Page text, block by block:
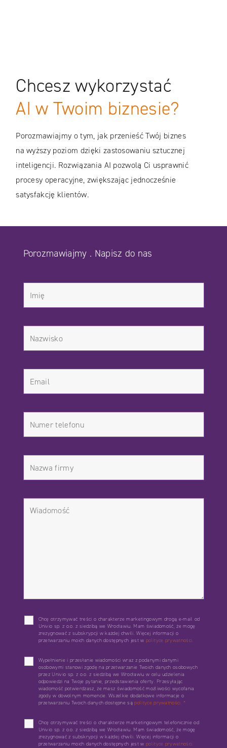
Chcesz wykorzystać
AI w Twoim biznesie?
Porozmawiajmy o tym, jak przenieść Twój biznes
na wyższy poziom dzięki zastosowaniu sztucznej
inteligencji. Rozwiązania AI pozwolą Ci usprawnić
procesy operacyjne, zwiększając jednocześnie
satysfakcję klientów.
Porozmawiajmy . Napisz do nas
Chcę otrzymywać treści o charakterze marketingowym drogą e-mail od
Univio sp. z o.o. z siedzibą we Wrocławiu. Mam świadomość, że mogę
zrezygnować z subskrypcji w każdej chwili. Więcej informacji o
przetwarzaniu moich danych dostępnych jest w polityce prywatności.
Wypełnienie i przesłanie wiadomości wraz z podanymi danymi
osobowymi stanowi zgodę na przetwarzanie Twoich danych osobowych
przez Univio sp. z o.o. z siedzibą we Wrocławiu w celu udzielenia
odpowiedzi na Twoje pytanie, przedstawienia oferty. Przesyłając
wiadomość potwierdzasz, że masz świadomość możliwości wycofania
zgody w dowolnym momencie. Wszelkie dodatkowe informacje o
przetwarzaniu Twoich danych dostępne sąpolityce prywatności. *
Chcę otrzymywać treści o charakterze marketingowym telefonicznie od
Univio sp. z o.o. z siedzibą we Wrocławiu. Mam świadomość, że mogę
zrezygnować z subskrypcji w każdej chwili. Więcej informacji o
przetwarzaniu moich danych dostępnych jest w polityce prywatności.